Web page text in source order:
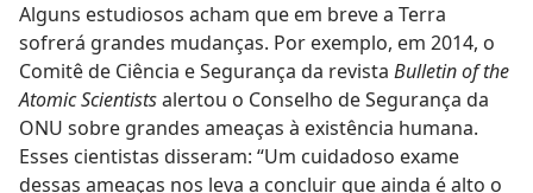
Alguns estudiosos acham que em breve a Terra
sofrerá grandes mudanças. Por exemplo, em 2014, o
Comitê de Ciência e Segurança da revista Bulletin of the
Atomic Scientistsalertou o Conselho de Segurança da
ONU sobre grandes ameaças à existência humana.
Esses cientistas disseram: “Um cuidadoso exame
dessas ameaças nos leva a concluir que ainda é alto o